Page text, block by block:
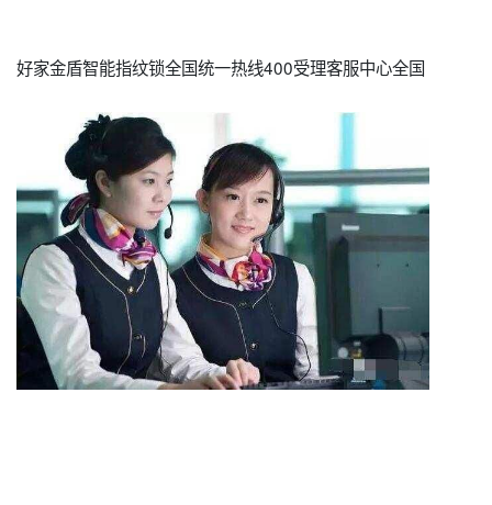
好家金盾智能指纹锁全国统一热线400受理客服中心全国